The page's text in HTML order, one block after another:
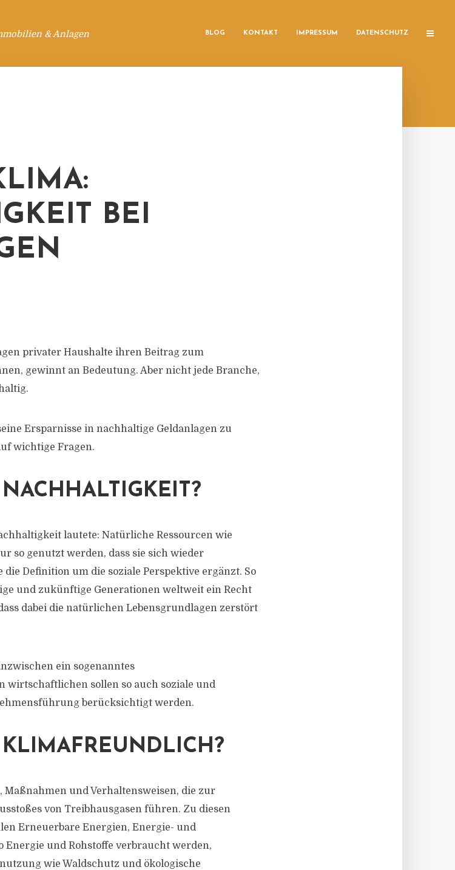
& Anlagen BLOG KONTAKT IMPRESSUM DATENSCHUTZ
BEI
privater Haushalte ihren Beitrag zum
gewinnt an Bedeutung. Aber nicht jede Branche,
Ersparnisse in nachhaltige Geldanlagen zu
wichtige Fragen.
lautete: Natürliche Ressourcen wie
so genutzt werden, dass sie sich wieder
Definition um die soziale Perspektive ergänzt. So
und zukünftige Generationen weltweit ein Recht
dabei die natürlichen Lebensgrundlagen zerstört
ein sogenanntes
wirtschaftlichen sollen so auch soziale und
berücksichtigt werden.
und Verhaltensweisen, die zur
von Treibhausgasen führen. Zu diesen
Erneuerbare Energien, Energie- und
Energie und Rohstoffe verbraucht werden,
wie Waldschutz und ökologische